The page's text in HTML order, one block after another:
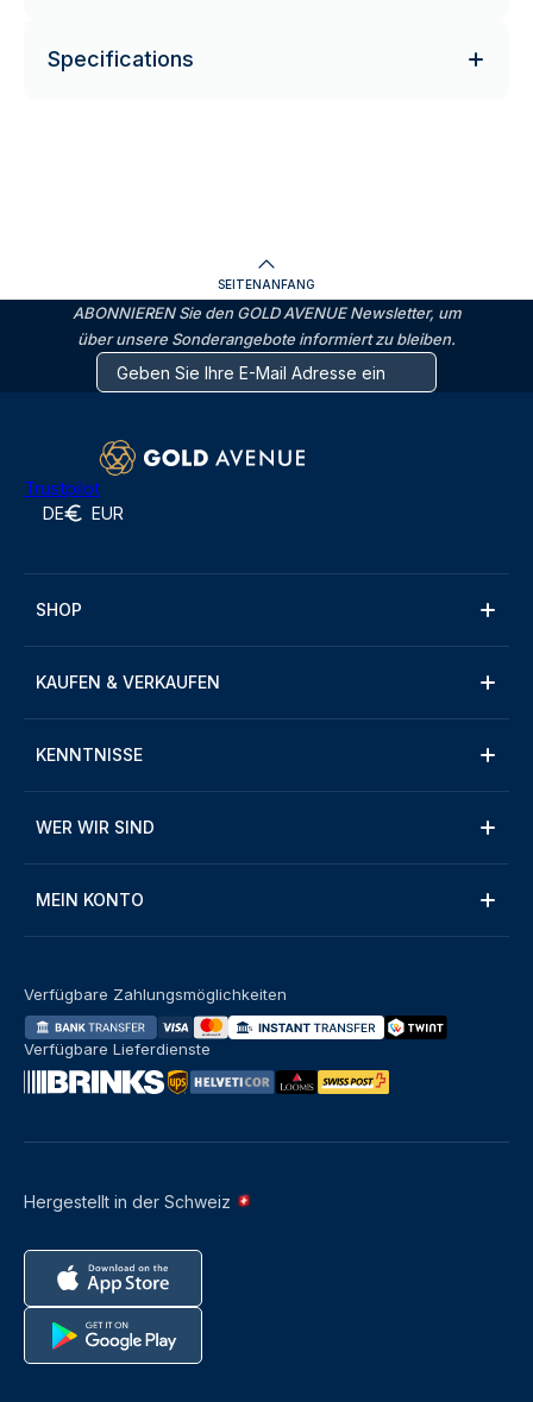
Specifications
SEITENANFANG
ABONNIEREN Sie den GOLD AVENUE Newsletter, um
über unsere Sonderangebote informiert zu bleiben.
Trustpilot
DE EUR
SHOP
KAUFEN & VERKAUFEN
KENNTNISSE
WER WIR SIND
MEIN KONTO
Hergestellt in der Schweiz
Verfügbare Zahlungsmöglichkeiten
Verfügbare Lieferdienste